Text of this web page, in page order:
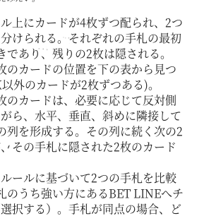
上にカードが4枚ずつ配られ、2つ
けられる。それぞれの手札の最初
であり、残りの2枚は隠される。
のカードの位置を下の表から見つ
外のカードが2枚ずつある)。
のカードは、必要に応じて反対側
ら、水平、垂直、斜めに隣接して
列を形成する。その列に続く次の2
その手札に隠された2枚のカード
ールに基づいて2つの手札を比較
のうち強い方にあるBET LINEへチ
択する）。手札が同点の場合、ど